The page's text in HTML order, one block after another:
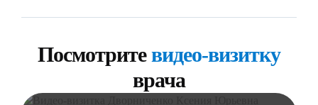
Посмотритевидео-визитку
врача